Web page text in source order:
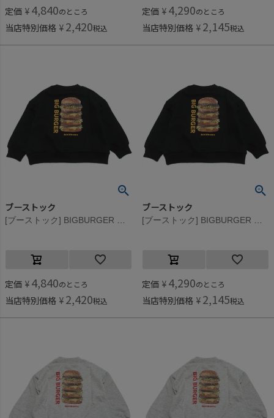
定価 ¥ 4,840のところ
当店特別価格 ¥ 2,420税込
定価 ¥ 4,290のところ
当店特別価格 ¥ 2,145税込
ブーストック
定価 ¥ 4,840のところ
当店特別価格 ¥ 2,420税込
ブーストック
定価 ¥ 4,290のところ
当店特別価格 ¥ 2,145税込